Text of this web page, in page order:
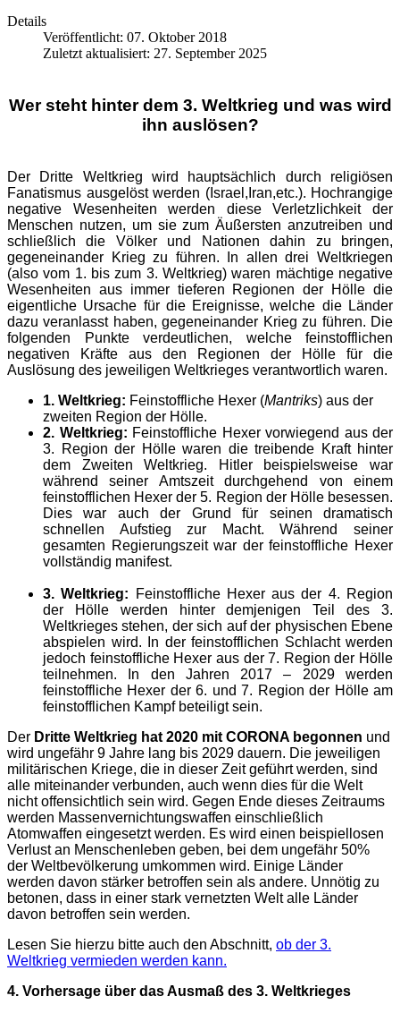
Details
Veröffentlicht: 07. Oktober 2018
Zuletzt aktualisiert: 27. September 2025
Wer steht hinter dem 3. Weltkrieg und was wird
ihn auslösen?
Der Dritte Weltkrieg wird hauptsächlich durch religiösen
Fanatismus ausgelöst werden (Israel,Iran,etc.). Hochrangige
negative Wesenheiten werden diese Verletzlichkeit der
Menschen nutzen, um sie zum Äußersten anzutreiben und
schließlich die Völker und Nationen dahin zu bringen,
gegeneinander Krieg zu führen. In allen drei Weltkriegen
(also vom 1. bis zum 3. Weltkrieg) waren mächtige negative
Wesenheiten aus immer tieferen Regionen der Hölle die
eigentliche Ursache für die Ereignisse, welche die Länder
dazu veranlasst haben, gegeneinander Krieg zu führen. Die
folgenden Punkte verdeutlichen, welche feinstofflichen
negativen Kräfte aus den Regionen der Hölle für die
Auslösung des jeweiligen Weltkrieges verantwortlich waren.
1. Weltkrieg: Feinstoffliche Hexer (Mantriks) aus der
zweiten Region der Hölle.
2. Weltkrieg: Feinstoffliche Hexer vorwiegend aus der
3. Region der Hölle waren die treibende Kraft hinter
dem Zweiten Weltkrieg. Hitler beispielsweise war
während seiner Amtszeit durchgehend von einem
feinstofflichen Hexer der 5. Region der Hölle besessen.
Dies war auch der Grund für seinen dramatisch
schnellen Aufstieg zur Macht. Während seiner
gesamten Regierungszeit war der feinstoffliche Hexer
vollständig manifest.
3. Weltkrieg: Feinstoffliche Hexer aus der 4. Region
der Hölle werden hinter demjenigen Teil des 3.
Weltkrieges stehen, der sich auf der physischen Ebene
abspielen wird. In der feinstofflichen Schlacht werden
jedoch feinstoffliche Hexer aus der 7. Region der Hölle
teilnehmen. In den Jahren 2017 – 2029 werden
feinstoffliche Hexer der 6. und 7. Region der Hölle am
feinstofflichen Kampf beteiligt sein.
Der Dritte Weltkrieg hat 2020 mit CORONA begonnen und
wird ungefähr 9 Jahre lang bis 2029 dauern. Die jeweiligen
militärischen Kriege, die in dieser Zeit geführt werden, sind
alle miteinander verbunden, auch wenn dies für die Welt
nicht offensichtlich sein wird. Gegen Ende dieses Zeitraums
werden Massenvernichtungswaffen einschließlich
Atomwaffen eingesetzt werden. Es wird einen beispiellosen
Verlust an Menschenleben geben, bei dem ungefähr 50%
der Weltbevölkerung umkommen wird. Einige Länder
werden davon stärker betroffen sein als andere. Unnötig zu
betonen, dass in einer stark vernetzten Welt alle Länder
davon betroffen sein werden.
Lesen Sie hierzu bitte auch den Abschnitt, ob der 3.
Weltkrieg vermieden werden kann.
4. Vorhersage über das Ausmaß des 3. Weltkrieges